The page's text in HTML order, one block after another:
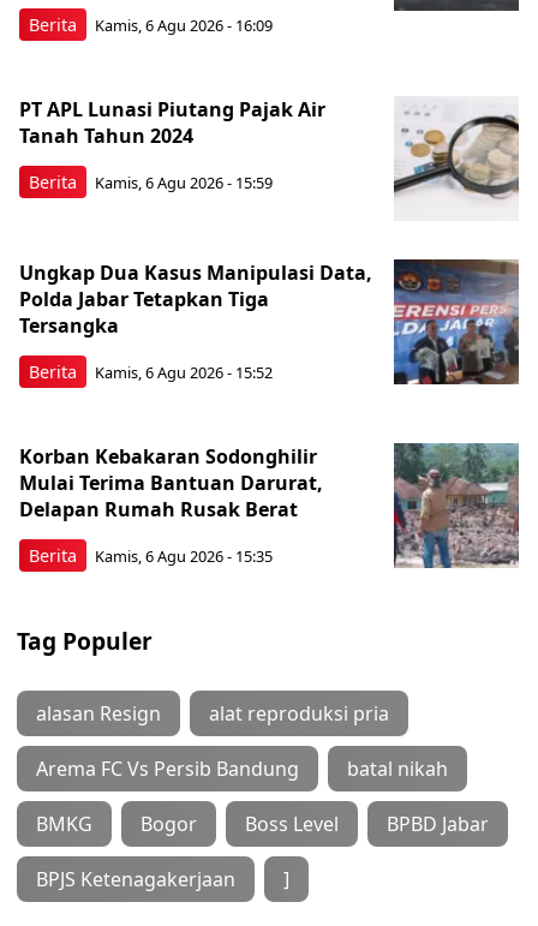
Berita Kamis, 6 Agu 2026 - 16:09
Berita
PT APL Lunasi Piutang Pajak Air
Tanah Tahun 2024
Kamis, 6 Agu 2026 - 15:59
Berita
Ungkap Dua Kasus Manipulasi Data,
Polda Jabar Tetapkan Tiga
Tersangka
Kamis, 6 Agu 2026 - 15:52
Berita
Korban Kebakaran Sodonghilir
Mulai Terima Bantuan Darurat,
Delapan Rumah Rusak Berat
Kamis, 6 Agu 2026 - 15:35
Tag Populer
alasan Resign alat reproduksi pria
Arema FC Vs Persib Bandung batal nikah
BMKG Bogor Boss Level BPBD Jabar
BPJS Ketenagakerjaan ]